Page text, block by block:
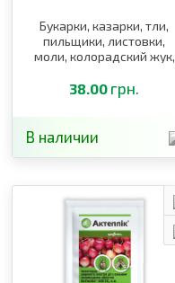
Букарки, казарки, тли,
пильщики, листовки,
моли, колорадский жук,
плодожорка,
долгоносики,
38.00 грн.
В наличии